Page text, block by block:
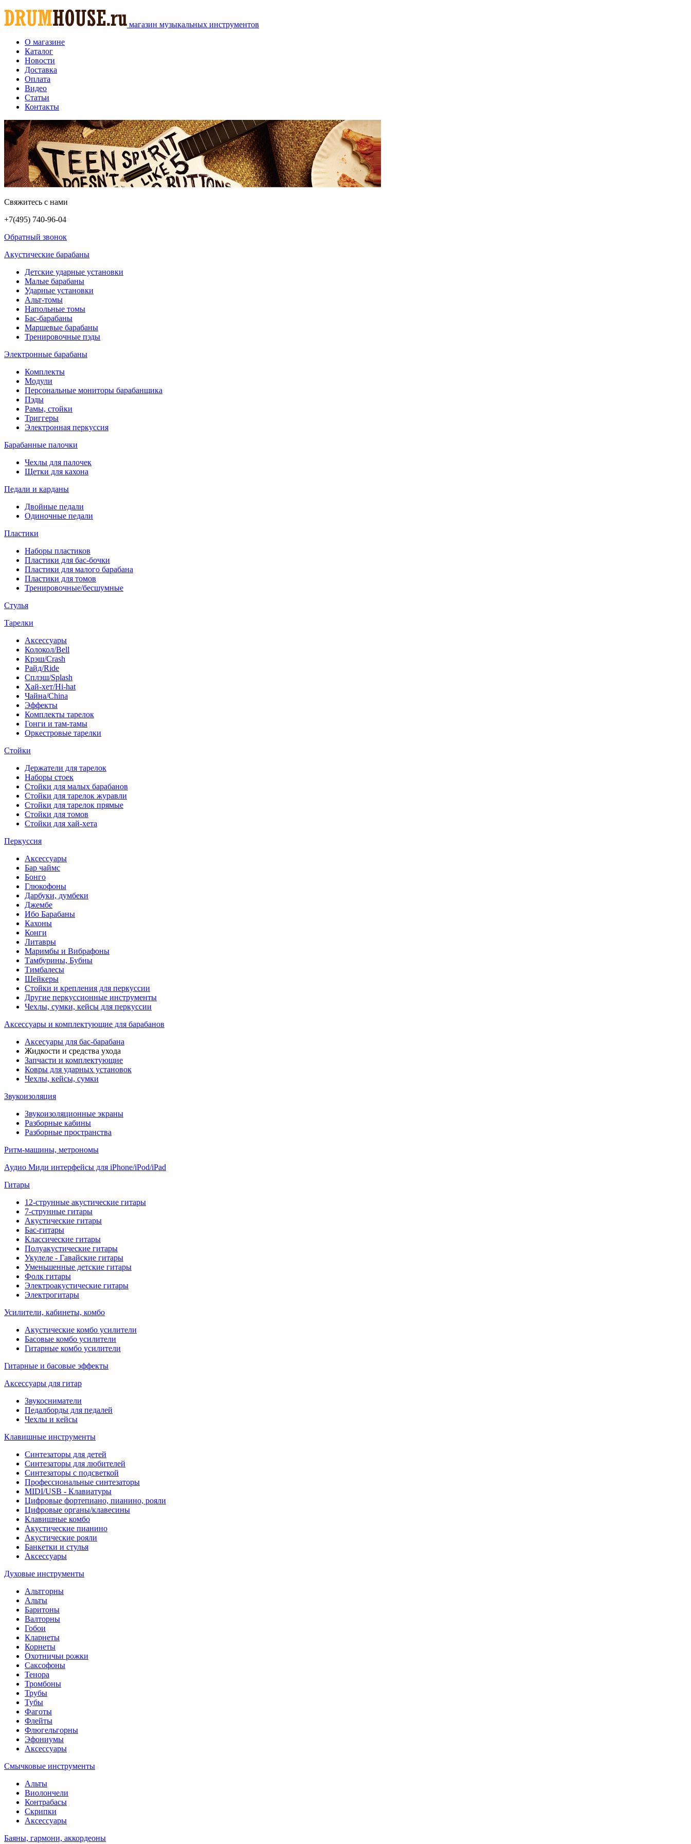
магазин музыкальных инструментов
О магазине
Каталог
Новости
Доставка
Оплата
Видео
Статьи
Контакты
Свяжитесь с нами
+7(495) 740-96-04
Обратный звонок
Акустические барабаны
Детские ударные установки
Малые барабаны
Ударные установки
Альт-томы
Напольные томы
Бас-барабаны
Маршевые барабаны
Тренировочные пэды
Электронные барабаны
Комплекты
Модули
Персональные мониторы барабанщика
Пэды
Рамы, стойки
Триггеры
Электронная перкуссия
Барабанные палочки
Чехлы для палочек
Щетки для кахона
Педали и карданы
Двойные педали
Одиночные педали
Пластики
Наборы пластиков
Пластики для бас-бочки
Пластики для малого барабана
Пластики для томов
Тренировочные/бесшумные
Стулья
Тарелки
Аксессуары
Колокол/Bell
Крэш/Crash
Райд/Ride
Сплэш/Splash
Хай-хет/Hi-hat
Чайна/China
Эффекты
Комплекты тарелок
Гонги и там-тамы
Оркестровые тарелки
Стойки
Держатели для тарелок
Наборы стоек
Стойки для малых барабанов
Стойки для тарелок журавли
Стойки для тарелок прямые
Стойки для томов
Стойки для хай-хета
Перкуссия
Аксессуары
Бар чаймс
Бонго
Глюкофоны
Дарбуки, думбеки
Джембе
Ибо Барабаны
Кахоны
Конги
Литавры
Маримбы и Вибрафоны
Тамбурины, Бубны
Тимбалесы
Шейкеры
Стойки и крепления для перкуссии
Другие перкуссионные инструменты
Чехлы, сумки, кейсы для перкуссии
Аксессуары и комплектующие для барабанов
Аксесуары для бас-барабана
Жидкости и средства ухода
Запчасти и комплектующие
Ковры для ударных установок
Чехлы, кейсы, сумки
Звукоизоляция
Звукоизоляционные экраны
Разборные кабины
Разборные пространства
Ритм-машины, метрономы
Аудио Миди интерфейсы для iPhone/iPod/iPad
Гитары
12-струнные акустические гитары
7-струнные гитары
Акустические гитары
Бас-гитары
Классические гитары
Полуакустические гитары
Укулеле - Гавайские гитары
Уменьшенные детские гитары
Фолк гитары
Электроакустические гитары
Электрогитары
Усилители, кабинеты, комбо
Акустические комбо усилители
Басовые комбо усилители
Гитарные комбо усилители
Гитарные и басовые эффекты
Аксессуары для гитар
Звукосниматели
Педалборды для педалей
Чехлы и кейсы
Клавишные инструменты
Синтезаторы для детей
Синтезаторы для любителей
Синтезаторы с подсветкой
Профессиональные синтезаторы
MIDI/USB - Клавиатуры
Цифровые фортепиано, пианино, рояли
Цифровые органы/клавесины
Клавишные комбо
Акустические пианино
Акустические рояли
Банкетки и стулья
Аксессуары
Духовые инструменты
Альтгорны
Альты
Баритоны
Валторны
Гобои
Кларнеты
Корнеты
Охотничьи рожки
Саксофоны
Тенора
Тромбоны
Трубы
Тубы
Фаготы
Флейты
Флюгельгорны
Эфониумы
Аксессуары
Смычковые инструменты
Альты
Виолончели
Контрабасы
Скрипки
Аксессуары
Баяны, гармони, аккордеоны